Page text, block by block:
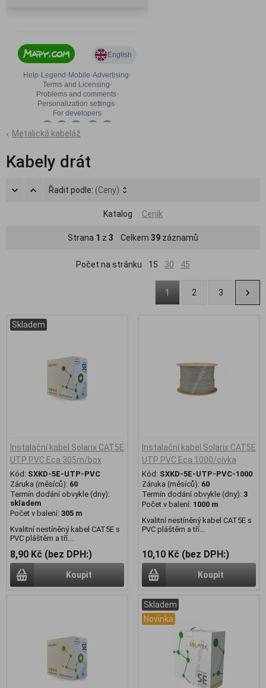
Metalická kabeláž
Kabely drát
Řadit podle: (Ceny)
Katalog Ceník
Strana 1 z 3 Celkem 39 záznamů
Počet na stránku 15 30 45
1 2 3
Skladem
Instalační kabel Solarix CAT5E
UTP PVC Eca 305m/box
Kód: SXKD-5E-UTP-PVC
Záruka (měsíců): 60
Termín dodání obvykle (dny):
skladem
Počet v balení: 305 m
Kvalitní nestíněný kabel CAT5E s
PVC pláštěm a tří...
8,90 Kč (bez DPH:)
Koupit
Instalační kabel Solarix CAT5E
UTP PVC Eca 1000/cívka
Kód: SXKD-5E-UTP-PVC-1000
Záruka (měsíců): 60
Termín dodání obvykle (dny): 3
Počet v balení: 1000 m
Kvalitní nestíněný kabel CAT5E s
PVC pláštěm a tří...
10,10 Kč (bez DPH:)
Koupit
Skladem
Novinka